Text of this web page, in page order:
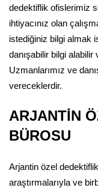
dedektiflik ofislerimiz
ihtiyacınız olan
istediğiniz bilgi almak
danışabilir bilgi
Uzmanlarımız ve
vereceklerdir.
ARJANTİN
BÜROSU
Arjantin özel
araştırmalarıyla ve